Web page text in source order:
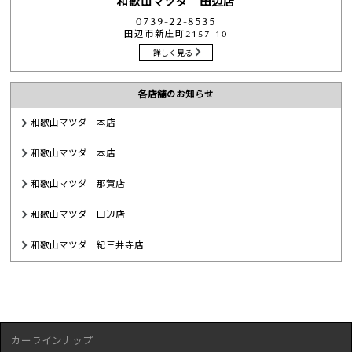
0739-22-8535
田辺市新庄町2157-10
詳しく見る
各店舗のお知らせ
和歌山マツダ 本店
和歌山マツダ 本店
和歌山マツダ 那賀店
和歌山マツダ 田辺店
和歌山マツダ 紀三井寺店
カーラインナップ